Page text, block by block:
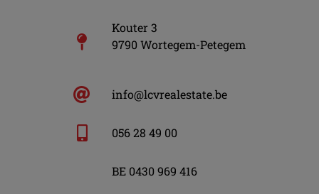
Kouter 3
9790 Wortegem-Petegem
info@lcvrealestate.be
056 28 49 00
BE 0430 969 416